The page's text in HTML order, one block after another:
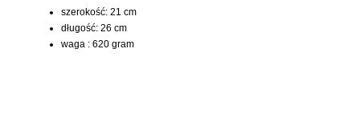
szerokość: 21 cm
długość: 26 cm
waga : 620 gram